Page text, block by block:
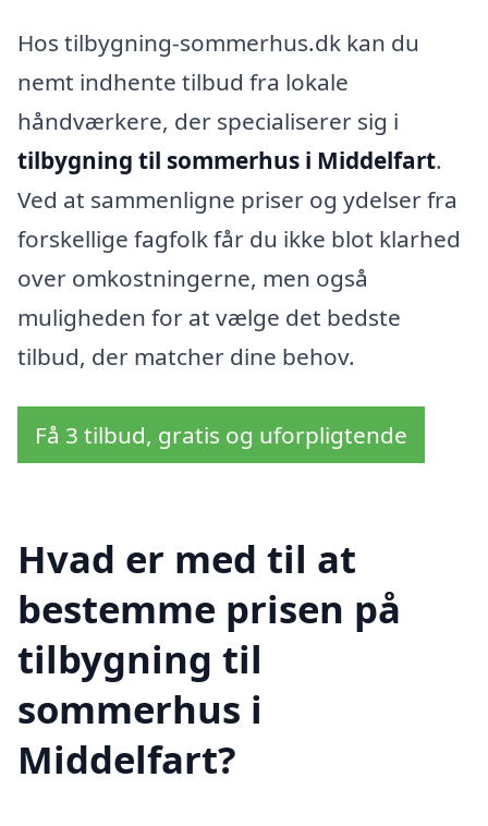
Hos tilbygning-sommerhus.dk kan du
nemt indhente tilbud fra lokale
håndværkere, der specialiserer sig i
tilbygning til sommerhus i Middelfart.
Ved at sammenligne priser og ydelser fra
forskellige fagfolk får du ikke blot klarhed
over omkostningerne, men også
muligheden for at vælge det bedste
tilbud, der matcher dine behov.
Få 3 tilbud, gratis og uforpligtende
Hvad er med til at
bestemme prisen på
tilbygning til
sommerhus i
Middelfart?